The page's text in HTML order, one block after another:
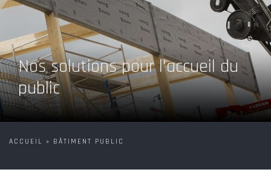
Nos solutions pour l'accueil du
public
ACCUEIL » BÂTIMENT PUBLIC